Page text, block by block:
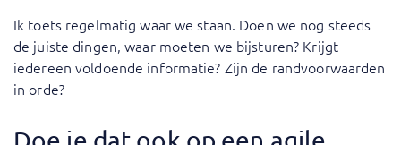
Ik toets regelmatig waar we staan. Doen we nog steeds
de juiste dingen, waar moeten we bijsturen? Krijgt
iedereen voldoende informatie? Zijn de randvoorwaarden
in orde?